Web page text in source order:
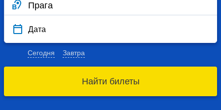
Дата
Сегодня Завтра
Найти билеты